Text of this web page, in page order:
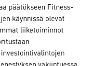
päätökseen Fitness-
käynnissä olevat
liiketoiminnot